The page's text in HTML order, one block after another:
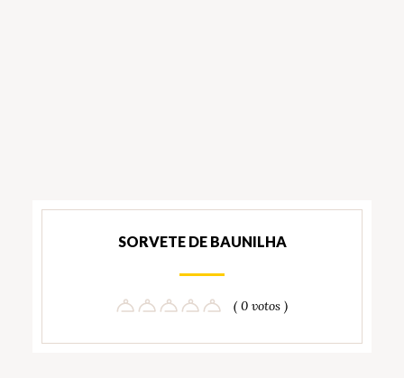
SORVETE DE BAUNILHA
( 0 votos )